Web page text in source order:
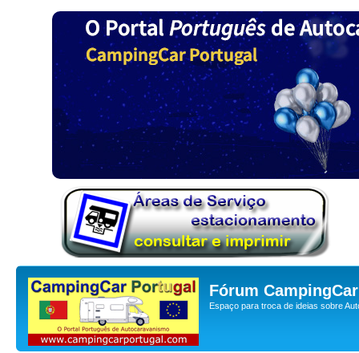
Fórum
Espaço para troca de ideias sobre